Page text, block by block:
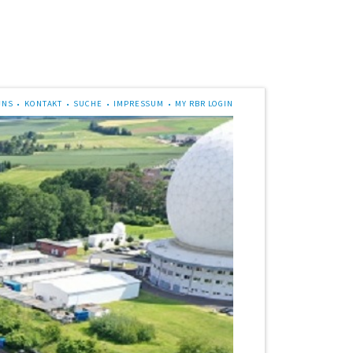
KONTAKT SUCHE IMPRESSUM MY RBR LOGIN